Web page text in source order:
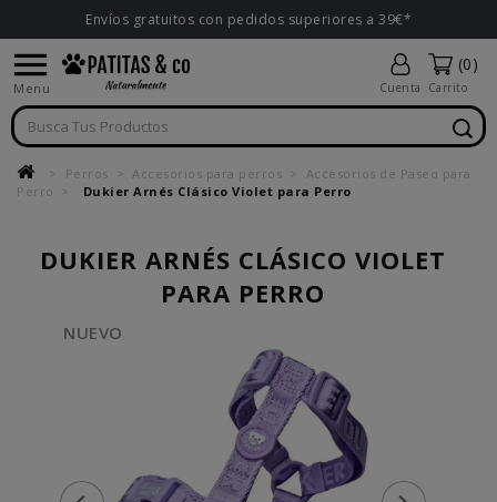
Envíos gratuitos con pedidos superiores a 39€*

Menu Cuenta
(0)
Carrito
Perros Accesorios para perros
Accesorios de Paseo para
Perro
Dukier Arnés Clásico Violet para Perro
DUKIER ARNÉS CLÁSICO VIOLET
PARA PERRO
NUEVO